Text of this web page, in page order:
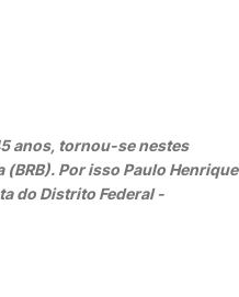
anos, tornou-se nestes
Por isso Paulo Henrique
do Distrito Federal -